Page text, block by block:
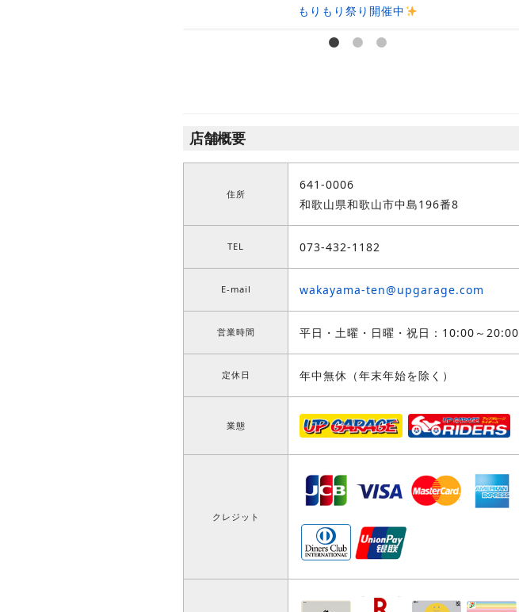
もりもり祭り開催中
店舗概要
住所
641-0006
和歌山県和歌山市中島196番8
TEL 073-432-1182
E-mail wakayama-ten@upgarage.com
営業時間 平日・土曜・日曜・祝日：10:00～20:00
定休日 年中無休（年末年始を除く）
業態
クレジット